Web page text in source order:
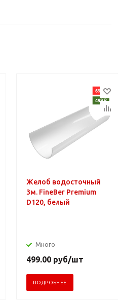
Желоб водосточный
3м. FineBer Premium
D120, белый
Много
499.00 руб/шт
ПОДРОБНЕЕ